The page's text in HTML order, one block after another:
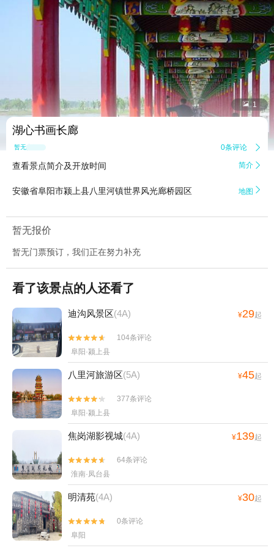
 1
湖心书画长廊
暂无点评 0条评论 
查看景点简介及开放时间 简介 
安徽省阜阳市颍上县八里河镇世界风光廊桥园区 地图 
暂无报价
暂无门票预订，我们正在努力补充
看了该景点的人还看了
迪沟风景区(4A) ¥29起


104条评论
阜阳·颍上县
八里河旅游区(5A) ¥45起


377条评论
阜阳·颍上县
焦岗湖影视城(4A) ¥139起


64条评论
淮南·凤台县
明清苑(4A) ¥30起


0条评论
阜阳